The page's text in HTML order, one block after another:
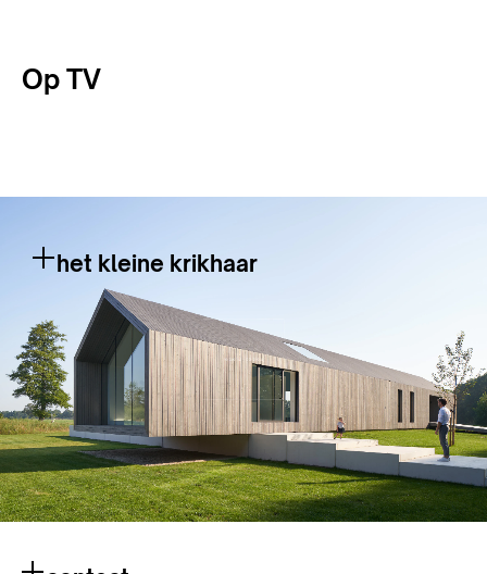
Op TV
het kleine krikhaar